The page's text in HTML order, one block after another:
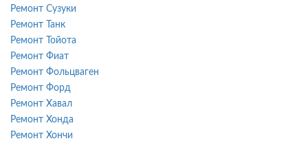
Ремонт Сузуки
Ремонт Танк
Ремонт Тойота
Ремонт Фиат
Ремонт Фольцваген
Ремонт Форд
Ремонт Хавал
Ремонт Хонда
Ремонт Хончи